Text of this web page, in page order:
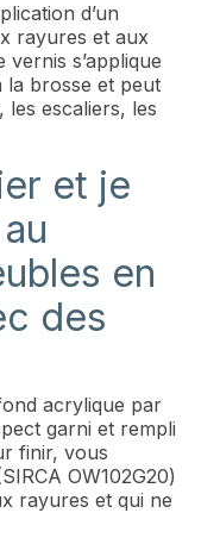
d’un
rayures et aux
vernis s’applique
la brosse et peut
escaliers, les
et je
en
des
acrylique par
garni et rempli
finir, vous
OW102G20)
rayures et qui ne